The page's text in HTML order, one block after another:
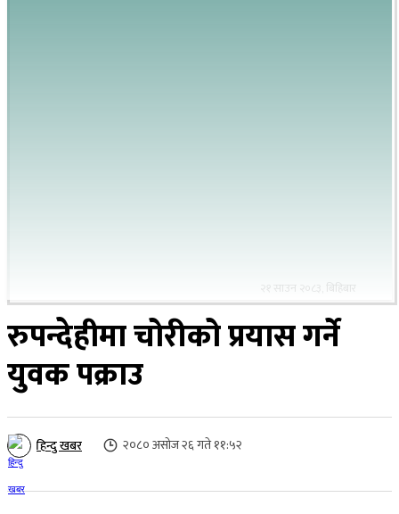
२१ साउन २०८३, बिहिबार
रुपन्देहीमा चोरीको प्रयास गर्ने
युवक पक्राउ
हिन्दु खबर २०८० असोज २६ गते ११:५२